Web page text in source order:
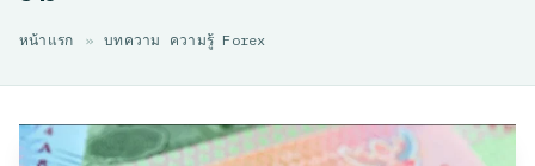
หน้าแรก » บทความ ความรู้ Forex